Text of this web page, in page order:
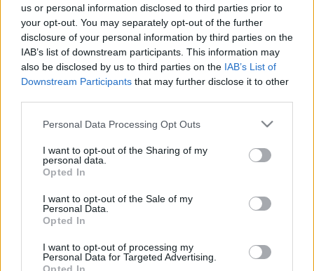
us or personal information disclosed to third parties prior to
your opt-out. You may separately opt-out of the further
disclosure of your personal information by third parties on the
IAB’s list of downstream participants. This information may
also be disclosed by us to third parties on the IAB’s List of
Downstream Participants that may further disclose it to other
Please note that this website/app uses one or more Google
not limited to your visit or usage behaviour. You may click to
grant or deny consent to Google and its third-party tags to
use your data for below specified purposes in below Google
consent section.
Personal Data Processing Opt Outs
I want to opt-out of the Sharing of my
personal data.
Opted In
I want to opt-out of the Sale of my
Personal Data.
Opted In
I want to opt-out of processing my
Personal Data for Targeted Advertising.
Ma este Baths a Dürer Kertben!
rerecorder •2018. március 04.
A Baths-t annyira szeretjük, hogy Obsidian című
albumát beválogattuk kedvenc 2013-as lemezeink
másik arcát mutatja be.
Instagramon 2014/4. hét